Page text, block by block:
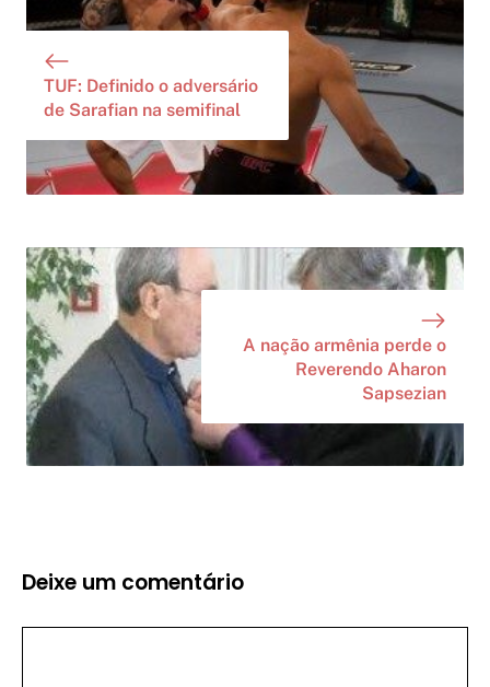
TUF: Definido o adversário
de Sarafian na semifinal
A nação armênia perde o
Reverendo Aharon
Sapsezian
Deixe um comentário